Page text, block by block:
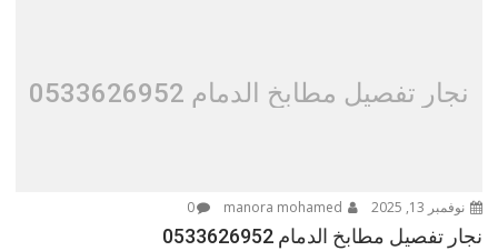
نجار تفصيل مطابخ الدمام 0533626952
نوفمبر 13, 2025 0
نجار تفصيل مطابخ الدمام 0533626952